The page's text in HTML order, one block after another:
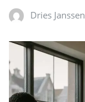
Dries Janssen